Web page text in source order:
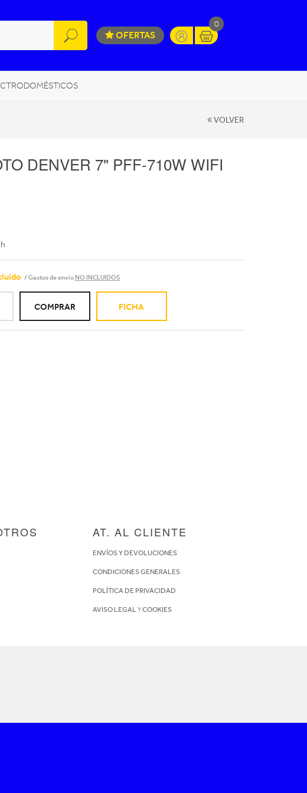
OFERTAS
0
MOVILIDAD URBANAVOLVER
DENVER 7" PFF-710W WIFI
/ Gastos de envíoNO INCLUIDOS
COMPRAR FICHA
AT. AL CLIENTE
ENVÍOS Y DEVOLUCIONES
CONDICIONES GENERALES
POLÍTICA DE PRIVACIDAD
AVISO LEGALYCOOKIES